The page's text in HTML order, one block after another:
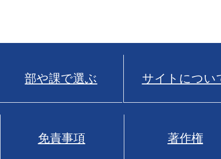
部や課で選ぶ サイトについ
免責事項 著作権